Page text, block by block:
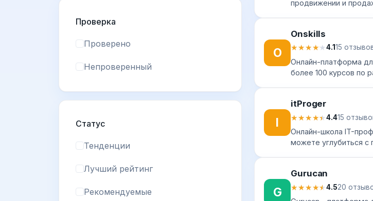
Проверка
Проверено
Непроверенный
Статус
Тенденции
Лучший рейтинг
Рекомендуемые
продвижении и
O
Onskills
★★★★★
★★★★★4.115
Онлайн-платформа
более 100 курсов по
I
itProger
★★★★★
★★★★★4.415
Онлайн-школа IT-
можете углубиться с
G
Gurucan
★★★★★
★★★★★4.520